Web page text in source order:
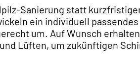
Sanierung statt
ein individuell
um. Auf Wunsch
Lüften, um zukünftigen